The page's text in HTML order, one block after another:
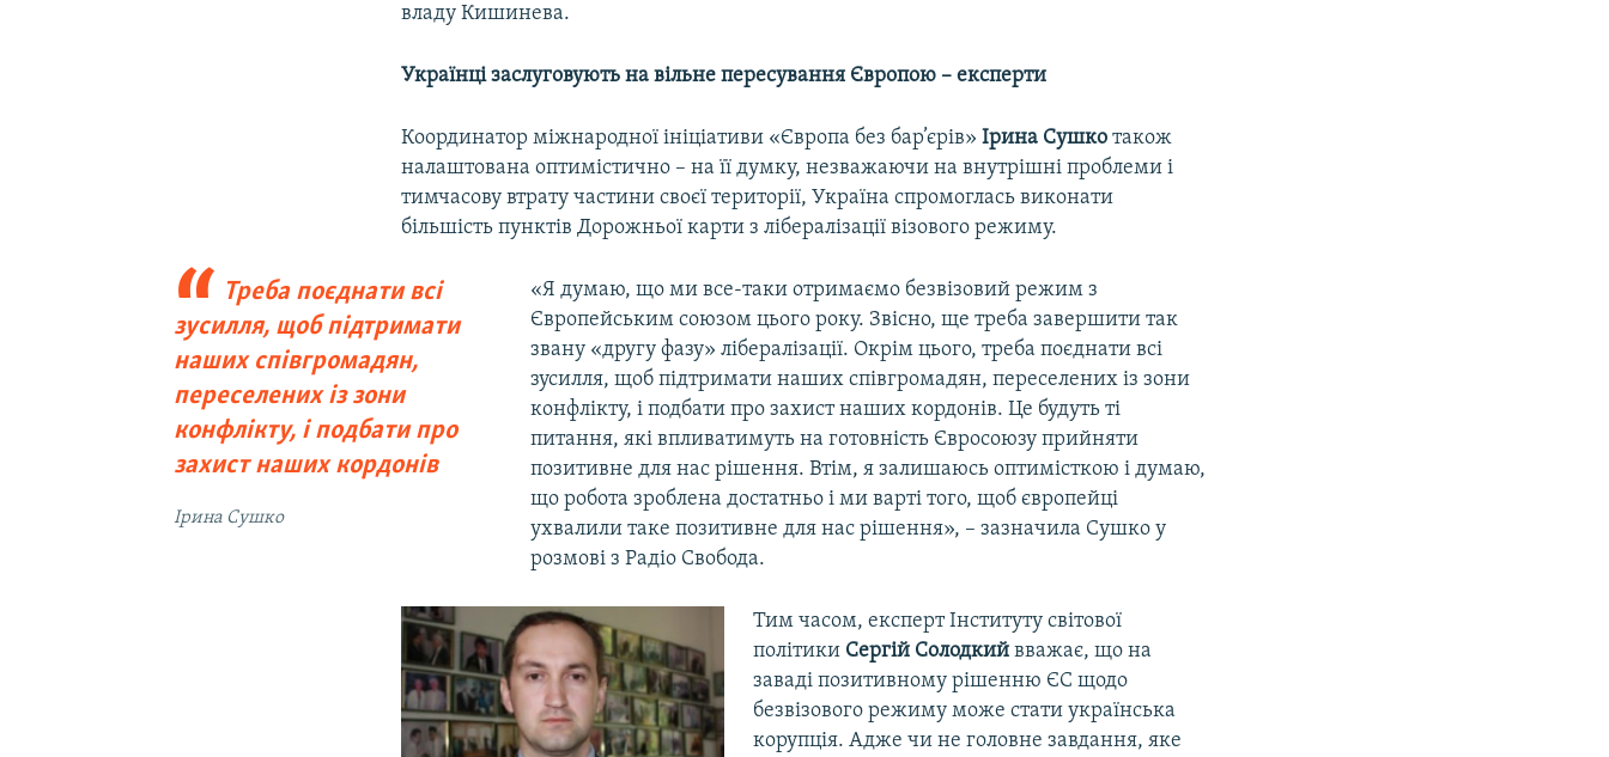
владу Кишинева.
Українці заслуговують на вільне пересування Європою – експерти
Координатор міжнародної ініціативи «Європа без бар’єрів»Ірина Сушко також
налаштована оптимістично – на її думку, незважаючи на внутрішні проблеми і
тимчасову втрату частини своєї території, Україна спромоглась виконати
більшість пунктів Дорожньої карти з лібералізації візового режиму.
Треба поєднати всі
зусилля, щоб підтримати
наших співгромадян,
переселених із зони
конфлікту, і подбати про
захист наших кордонів
Ірина Сушко
«Я думаю, що ми все-таки отримаємо безвізовий режим з
Європейським союзом цього року. Звісно, ще треба завершити так
звану «другу фазу» лібералізації. Окрім цього, треба поєднати всі
зусилля, щоб підтримати наших співгромадян, переселених із зони
конфлікту, і подбати про захист наших кордонів. Це будуть ті
питання, які впливатимуть на готовність Євросоюзу прийняти
позитивне для нас рішення. Втім, я залишаюсь оптимісткою і думаю,
що робота зроблена достатньо і ми варті того, щоб європейці
ухвалили таке позитивне для нас рішення», – зазначила Сушко у
розмові з Радіо Свобода.
Тим часом, експерт Інституту світової
політики Сергій Солодкийвважає, що на
заваді позитивному рішенню ЄС щодо
безвізового режиму може стати українська
корупція. Адже чи не головне завдання, яке